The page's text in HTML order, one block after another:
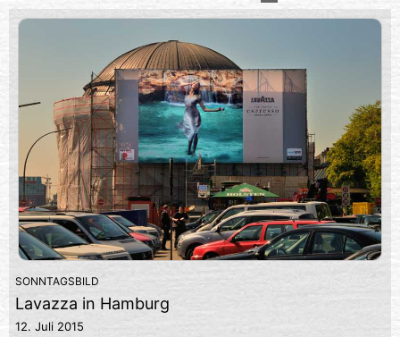
SONNTAGSBILD
Lavazza in Hamburg
12. Juli 2015